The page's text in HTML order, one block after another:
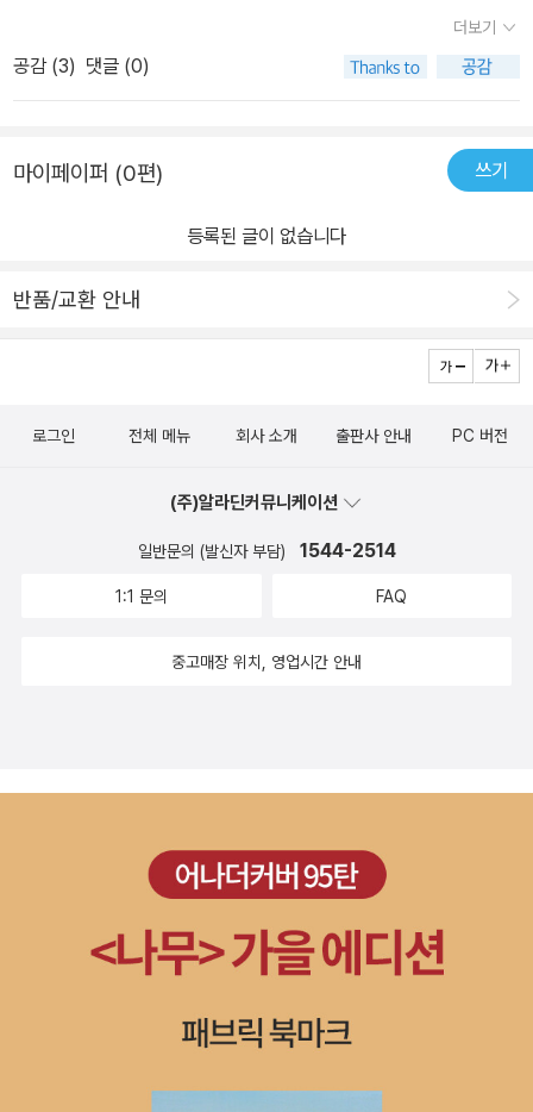
덥고 겨울엔 추운 맨 꼭대기 층 셋집에 마음 붙이고 살게 만든 존재였
돌아오니 나무는 허리 아래가 댕강 잘려나간 채 2미터쯤 몸만 남아
있었다. 주인이 말한 ‘가지치기’는 ‘상반신 절단’이란 말과 동의어였던
과 사물이 등장한다. 간밤의 바람도 말을 하고, 고궁의 탑도 말을 하
고, 할미의 파인 눈도 말을 하고, 죄수의 푸른 옷도 말을 하고, 잘린 가
로수도 말을 한다. 그러나 노래하는 이는 평소 말 같지 않은 말을 하는
게 많이 듣지 않았다면 귀가 덜 지친 김민기는 간밤의 바람이나 고궁
는 말을 들을 수 있었을지도 모른다. 하지만 시절은 흉흉했고, 저자 역
시 그동안 은행나무가 자신에게 한 말은 듣지도 못한 채 제 생각에만
그럴 때 음악은 예외 없이 기둥이 되어줌을 이 책은 펼쳐 보인다.
상상 해 보며..저자에게 음악은 단순한 노래와 연주가 아니라, 때로는
사려깊은 친구이고, 든든한 밥과 같은 의미였겠구나 하고 안도하게
됐다. 이 책을 읽고 나니,안 들은 지 몇 년은 족히 된 마일스 데이비스
트를 소개하며 “당신이 좋아하는 음악은 뭔가요? “ 라고 물어보고 싶
리스트를 한번 떠올려 보시길..
더보기
공감 (3) 댓글 (0)
마이페이퍼 (0편) 쓰기
등록된 글이 없습니다
반품/교환 안내
로그인 전체 메뉴 회사 소개 출판사 안내 PC 버전
(주)알라딘커뮤니케이션
일반문의 (발신자 부담) 1544-2514
1:1 문의 FAQ
중고매장 위치, 영업시간 안내